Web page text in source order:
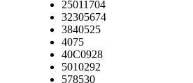
25011704
32305674
3840525
4075
40C0928
5010292
578530